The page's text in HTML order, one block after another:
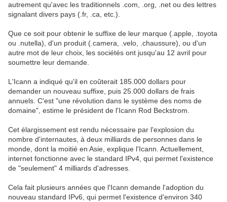
autrement qu'avec les traditionnels .com, .org, .net ou des lettres
signalant divers pays (.fr, .ca, etc.).
Que ce soit pour obtenir le suffixe de leur marque (.apple, .toyota
ou .nutella), d'un produit (.camera, .velo, .chaussure), ou d'un
autre mot de leur choix, les sociétés ont jusqu'au 12 avril pour
soumettre leur demande.
L'Icann a indiqué qu'il en coûterait 185.000 dollars pour
demander un nouveau suffixe, puis 25.000 dollars de frais
annuels. C'est "une révolution dans le système des noms de
domaine", estime le président de l'Icann Rod Beckstrom.
Cet élargissement est rendu nécessaire par l'explosion du
nombre d'internautes, à deux milliards de personnes dans le
monde, dont la moitié en Asie, explique l'Icann. Actuellement,
internet fonctionne avec le standard IPv4, qui permet l'existence
de "seulement" 4 milliards d'adresses.
Cela fait plusieurs années que l'Icann demande l'adoption du
nouveau standard IPv6, qui permet l'existence d'environ 340